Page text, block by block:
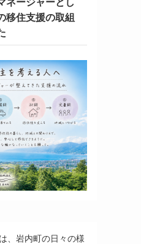
ネージャーとし
移住支援の取組
、岩内町の日々の様